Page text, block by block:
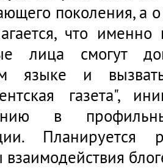
поколения, а
что
лица смогут
языке и
газета",
в
Планируется